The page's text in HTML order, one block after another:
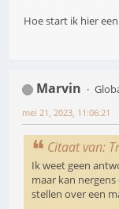
Hoe start ik hier
Marvin
mei 21, 2023, 11:06:21
Citaat van:
Ik weet geen
maar kan
stellen over een